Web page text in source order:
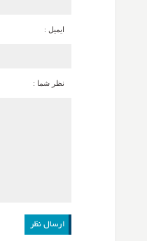
ایمیل :
نظر شما :